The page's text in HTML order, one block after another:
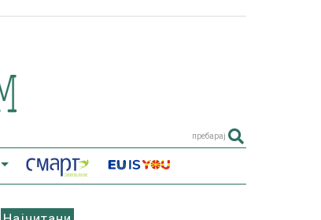
пребарај